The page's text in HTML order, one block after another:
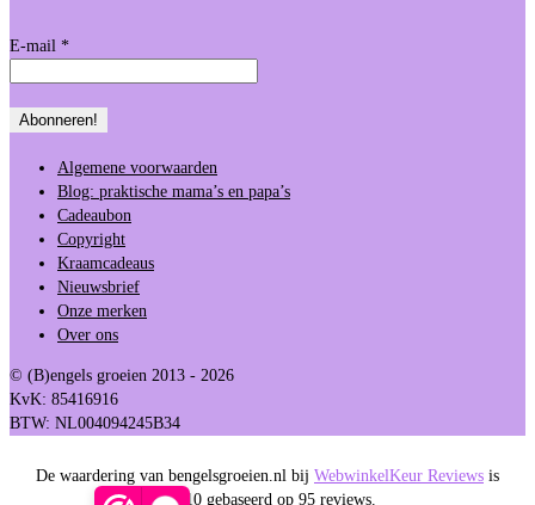
E-mail *
Algemene voorwaarden
Blog: praktische mama’s en papa’s
Cadeaubon
Copyright
Kraamcadeaus
Nieuwsbrief
Onze merken
Over ons
© (B)engels groeien 2013 - 2026
KvK: 85416916
BTW: NL004094245B34
De waardering van bengelsgroeien.nl bij WebwinkelKeur Reviews is
9.5/10 gebaseerd op 95 reviews.